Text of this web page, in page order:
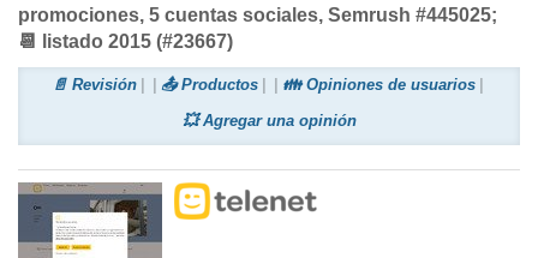
promociones, 5 cuentas sociales, Semrush #445025;
📆 listado 2015 (#23667)
📄 Revisión 📤 Productos
👪 Opiniones de usuarios
💥 Agregar una opinión